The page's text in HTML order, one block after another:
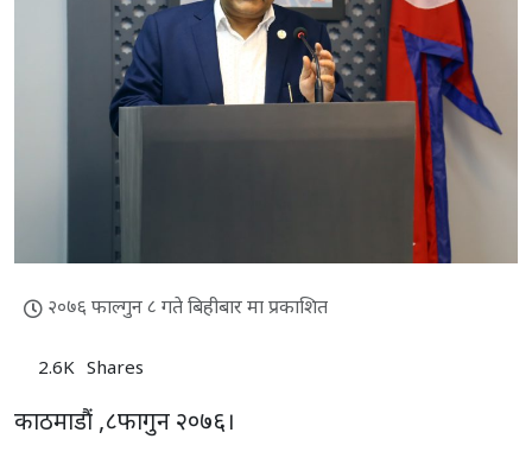
२०७६ फाल्गुन ८ गते बिहीबार मा प्रकाशित
2.6K Shares
काठमाडौं ,८फागुन २०७६।